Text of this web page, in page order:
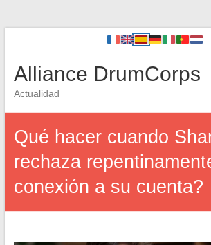
Alliance DrumCorps
Actualidad
Qué hacer cuando
rechaza
conexión a su cuenta?